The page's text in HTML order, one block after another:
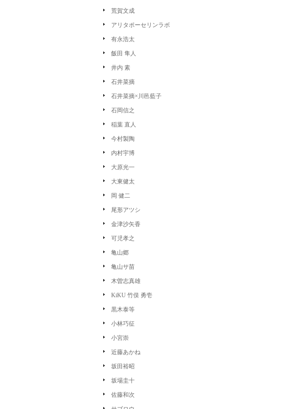
荒賀文成
アリタポーセリンラボ
有永浩太
飯田 隼人
井内 素
石井菜摘
石井菜摘×川邑藍子
石岡信之
稲葉 直人
今村製陶
内村宇博
大原光一
大東健太
岡 健二
尾形アツシ
金津沙矢香
可児孝之
亀山郷
亀山サ苗
木曽志真雄
KiKU 竹俣 勇壱
黒木泰等
小林巧征
小宮崇
近藤あかね
坂田裕昭
坂場圭十
佐藤和次